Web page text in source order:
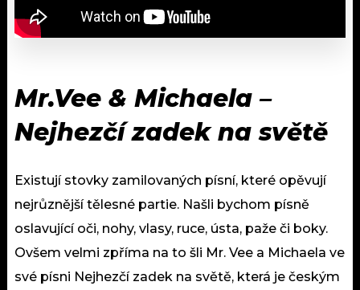
Mr.Vee & Michaela –
Nejhezčí zadek na světě
Existují stovky zamilovaných písní, které opěvují
nejrůznější tělesné partie. Našli bychom písně
oslavující oči, nohy, vlasy, ruce, ústa, paže či boky.
Ovšem velmi zpříma na to šli Mr. Vee a Michaela ve
své písni Nejhezčí zadek na světě, která je českým